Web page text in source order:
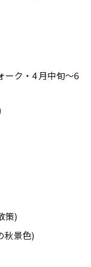
ーク・4 月中旬〜6
策)
秋景色)